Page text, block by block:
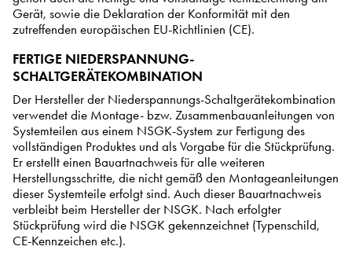
Gerät, sowie die Deklaration der Konformität mit den
zutreffenden europäischen EU-Richtlinien (CE).
FERTIGE NIEDERSPANNUNG-
SCHALTGERÄTEKOMBINATION
Der Hersteller der Niederspannungs-Schaltgerätekombination
verwendet die Montage- bzw. Zusammenbauanleitungen von
Systemteilen aus einem NSGK-System zur Fertigung des
vollständigen Produktes und als Vorgabe für die Stückprüfung.
Er erstellt einen Bauartnachweis für alle weiteren
Herstellungsschritte, die nicht gemäß den Montageanleitungen
dieser Systemteile erfolgt sind. Auch dieser Bauartnachweis
verbleibt beim Hersteller der NSGK. Nach erfolgter
Stückprüfung wird die NSGK gekennzeichnet (Typenschild,
CE-Kennzeichen etc.).